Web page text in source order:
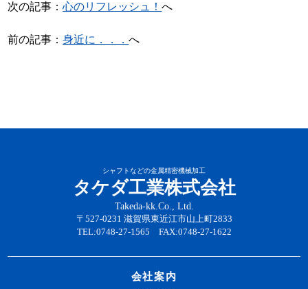
次の記事：心のリフレッシュ！へ
前の記事：身近に．．．へ
シャフトなどの金属精密機械加工
タケダ工業株式会社
Takeda-kk.Co., Ltd.
〒527-0231 滋賀県東近江市山上町2833
TEL:0748-27-1565 FAX:0748-27-1622
会社案内